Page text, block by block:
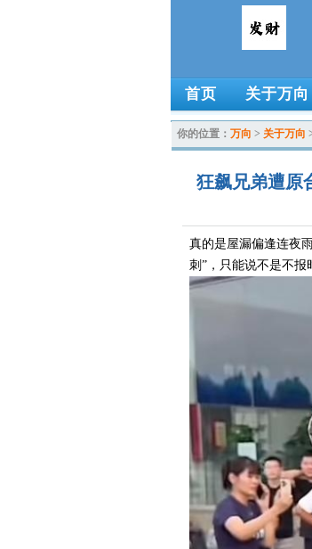
首页 关于万向
你的位置： 万向 > 关于万向
狂飙兄弟遭原
真的是屋漏偏逢连夜
刺”，只能说不是不报